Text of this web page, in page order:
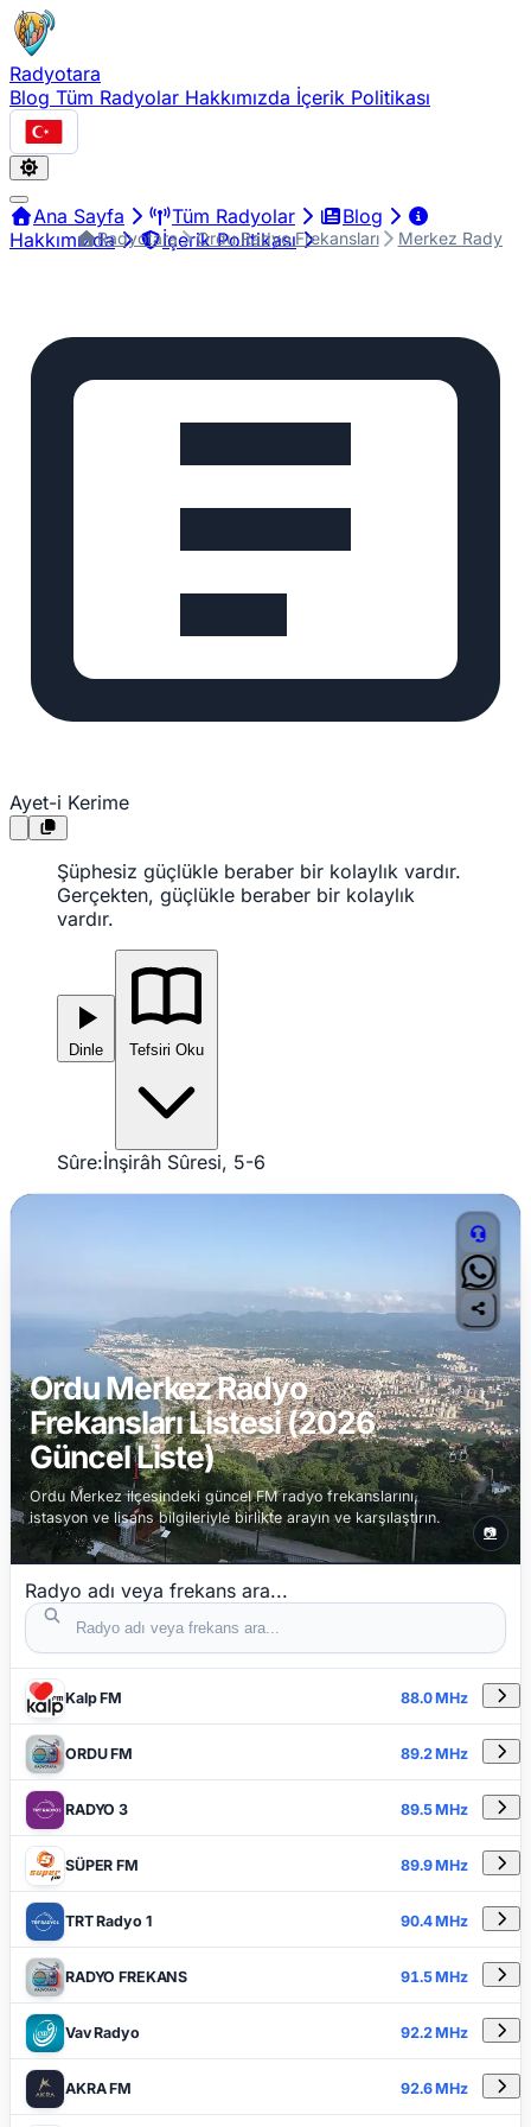
Radyotara
Blog Tüm Radyolar Hakkımızda İçerik Politikası
Türkçe
Ana Sayfa Tüm Radyolar
Blog
Hakkımızda
İçerik Politikası
Radyotara Ordu Radyo Frekansları Merkez Radyo
Ayet-i Kerime
Şüphesiz güçlükle beraber bir kolaylık vardır.
Gerçekten, güçlükle beraber bir kolaylık
vardır.
Dinle
Sûre:İnşirâh Sûresi, 5-6
📷
Ordu Merkez Radyo
Frekansları Listesi (2026
Güncel Liste)
Ordu Merkez ilçesindeki güncel FM radyo frekanslarını,
istasyon ve lisans bilgileriyle birlikte arayın ve karşılaştırın.
Radyo adı veya frekans ara...
RADYO ADI DETAYLAR
Kalp FM 88.0 MHz
ORDU FM 89.2 MHz
RADYO 3 89.5 MHz
SÜPER FM 89.9 MHz
TRT Radyo 1 90.4 MHz
RADYO FREKANS 91.5 MHz
Vav Radyo 92.2 MHz
AKRA FM 92.6 MHz